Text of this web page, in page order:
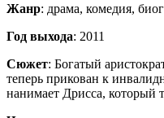
Жанр: драма, комедия,
Год выхода: 2011
Сюжет: Богатый
теперь прикован к
нанимает Дрисса, который